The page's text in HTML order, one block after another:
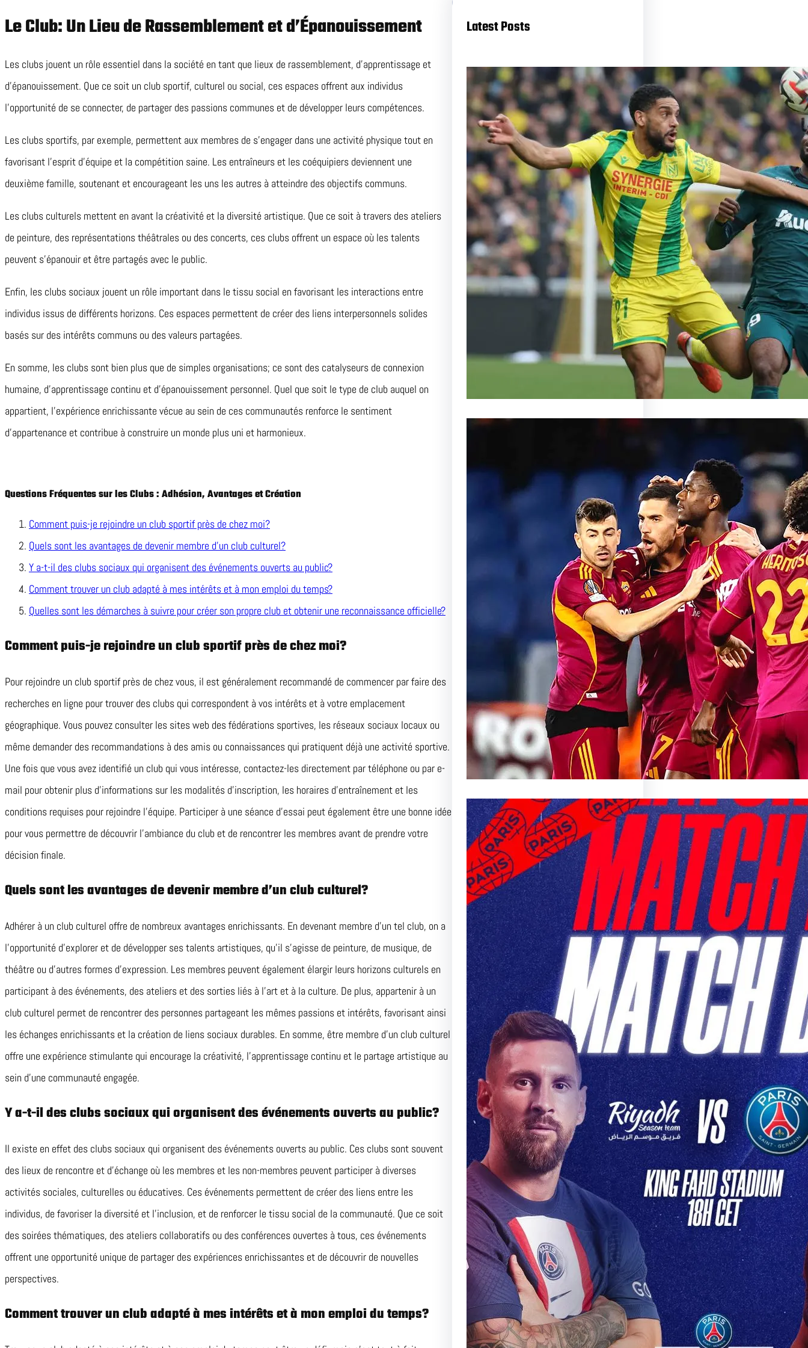
Le Club: Un Lieu de Rassemblement et d’Épanouissement
Les clubs jouent un rôle essentiel dans la société en tant que lieux de rassemblement, d’apprentissage et
d’épanouissement. Que ce soit un club sportif, culturel ou social, ces espaces offrent aux individus
l’opportunité de se connecter, de partager des passions communes et de développer leurs compétences.
Les clubs sportifs, par exemple, permettent aux membres de s’engager dans une activité physique tout en
favorisant l’esprit d’équipe et la compétition saine. Les entraîneurs et les coéquipiers deviennent une
deuxième famille, soutenant et encourageant les uns les autres à atteindre des objectifs communs.
Les clubs culturels mettent en avant la créativité et la diversité artistique. Que ce soit à travers des ateliers
de peinture, des représentations théâtrales ou des concerts, ces clubs offrent un espace où les talents
peuvent s’épanouir et être partagés avec le public.
Enfin, les clubs sociaux jouent un rôle important dans le tissu social en favorisant les interactions entre
individus issus de différents horizons. Ces espaces permettent de créer des liens interpersonnels solides
basés sur des intérêts communs ou des valeurs partagées.
En somme, les clubs sont bien plus que de simples organisations; ce sont des catalyseurs de connexion
humaine, d’apprentissage continu et d’épanouissement personnel. Quel que soit le type de club auquel on
appartient, l’expérience enrichissante vécue au sein de ces communautés renforce le sentiment
d’appartenance et contribue à construire un monde plus uni et harmonieux.
Questions Fréquentes sur les Clubs : Adhésion, Avantages et Création
Comment puis-je rejoindre un club sportif près de chez moi?
Quels sont les avantages de devenir membre d’un club culturel?
Y a-t-il des clubs sociaux qui organisent des événements ouverts au public?
Comment trouver un club adapté à mes intérêts et à mon emploi du temps?
Quelles sont les démarches à suivre pour créer son propre club et obtenir une reconnaissance officielle?
Comment puis-je rejoindre un club sportif près de chez moi?
Pour rejoindre un club sportif près de chez vous, il est généralement recommandé de commencer par faire des
recherches en ligne pour trouver des clubs qui correspondent à vos intérêts et à votre emplacement
géographique. Vous pouvez consulter les sites web des fédérations sportives, les réseaux sociaux locaux ou
même demander des recommandations à des amis ou connaissances qui pratiquent déjà une activité sportive.
Une fois que vous avez identifié un club qui vous intéresse, contactez-les directement par téléphone ou par e-
mail pour obtenir plus d’informations sur les modalités d’inscription, les horaires d’entraînement et les
conditions requises pour rejoindre l’équipe. Participer à une séance d’essai peut également être une bonne idée
pour vous permettre de découvrir l’ambiance du club et de rencontrer les membres avant de prendre votre
décision finale.
Quels sont les avantages de devenir membre d’un club culturel?
Adhérer à un club culturel offre de nombreux avantages enrichissants. En devenant membre d’un tel club, on a
l’opportunité d’explorer et de développer ses talents artistiques, qu’il s’agisse de peinture, de musique, de
théâtre ou d’autres formes d’expression. Les membres peuvent également élargir leurs horizons culturels en
participant à des événements, des ateliers et des sorties liés à l’art et à la culture. De plus, appartenir à un
club culturel permet de rencontrer des personnes partageant les mêmes passions et intérêts, favorisant ainsi
les échanges enrichissants et la création de liens sociaux durables. En somme, être membre d’un club culturel
offre une expérience stimulante qui encourage la créativité, l’apprentissage continu et le partage artistique au
sein d’une communauté engagée.
Y a-t-il des clubs sociaux qui organisent des événements ouverts au public?
Il existe en effet des clubs sociaux qui organisent des événements ouverts au public. Ces clubs sont souvent
des lieux de rencontre et d’échange où les membres et les non-membres peuvent participer à diverses
activités sociales, culturelles ou éducatives. Ces événements permettent de créer des liens entre les
individus, de favoriser la diversité et l’inclusion, et de renforcer le tissu social de la communauté. Que ce soit
des soirées thématiques, des ateliers collaboratifs ou des conférences ouvertes à tous, ces événements
offrent une opportunité unique de partager des expériences enrichissantes et de découvrir de nouvelles
perspectives.
Comment trouver un club adapté à mes intérêts et à mon emploi du temps?
Latest Posts
Duel au Sommet entre Lens
et Nantes : Un Match à Ne
Pas Manquer
Lens affronte Nantes : un duel
passionnant en perspective Le…
Le Passionnant Match de
l’AS Roma: Une Expérience
Inoubliable
Article sur le Match AS Roma Le
Passionnant Monde du…
Le Match PSG de Ce Soir: Un
Duel Palpitant en
Perspective
Match Ce Soir: PSG Affronte Son
Adversaire Redoutable Ce soir,…